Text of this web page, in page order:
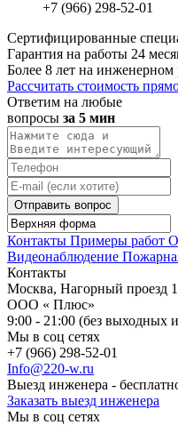
+7 (966) 298-52-01
Сертифицированные
Гарантия на работы 24
Более 8 лет на
Рассчитать стоимость
Ответим на любые
вопросы за 5 мин
Отправить вопрос
Контакты Примеры работ
Видеонаблюдение
Контакты
Москва, Нагорный проезд
ООО « Плюс»
9:00 - 21:00 (без выходных
Мы в соц сетях
+7 (966) 298-52-01
Info@220-w.ru
Выезд инженера -
Заказать выезд инженера
Мы в соц сетях